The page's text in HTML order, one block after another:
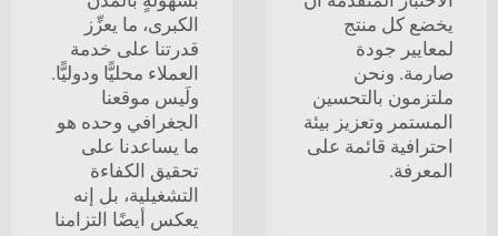
يخضع كل منتج
لمعايير جودة
صارمة. ونحن
ملتزمون بالتحسين
المستمر وتعزيز بيئة
احترافية قائمة على
المعرفة.
الكبرى، ما يعزِّز
قدرتنا على خدمة
العملاء محليًّا ودوليًّا.
ولَيس موقعنا
الجغرافي وحده هو
ما يساعدنا على
تحقيق الكفاءة
التشغيلية، بل إنه
يعكس أيضًا التزامنا